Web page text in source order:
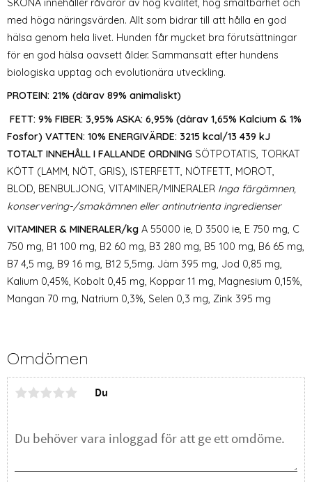
med höga näringsvärden. Allt som bidrar till att hålla en god
hälsa genom hela livet. Hunden får mycket bra förutsättningar
för en god hälsa oavsett ålder. Sammansatt efter hundens
biologiska upptag och evolutionära utveckling.
PROTEIN: 21% (därav 89% animaliskt)
FETT: 9% FIBER: 3,95% ASKA: 6,95% (därav 1,65% Kalcium & 1%
Fosfor) VATTEN: 10% ENERGIVÄRDE: 3215 kcal/13 439 kJ
TOTALT INNEHÅLL I FALLANDE ORDNING SÖTPOTATIS, TORKAT
KÖTT (LAMM, NÖT, GRIS), ISTERFETT, NÖTFETT, MOROT,
BLOD, BENBULJONG, VITAMINER/MINERALER Inga färgämnen,
konservering-/smakämnen eller antinutrienta ingredienser
VITAMINER & MINERALER/kg A 55000 ie, D 3500 ie, E 750 mg, C
750 mg, B1 100 mg, B2 60 mg, B3 280 mg, B5 100 mg, B6 65 mg,
B7 4,5 mg, B9 16 mg, B12 5,5mg. Järn 395 mg, Jod 0,85 mg,
Kalium 0,45%, Kobolt 0,45 mg, Koppar 11 mg, Magnesium 0,15%,
Mangan 70 mg, Natrium 0,3%, Selen 0,3 mg, Zink 395 mg
Omdömen
Du